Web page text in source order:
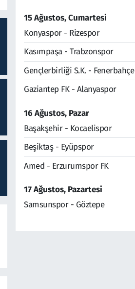
15 Ağustos, Cumartesi
Konyaspor - Rizespor
Kasımpaşa - Trabzonspor
Gençlerbirliği S.K. - Fenerbahçe
Gaziantep FK - Alanyaspor
16 Ağustos, Pazar
Başakşehir - Kocaelispor
Beşiktaş - Eyüpspor
Amed - Erzurumspor FK
17 Ağustos, Pazartesi
Samsunspor - Göztepe